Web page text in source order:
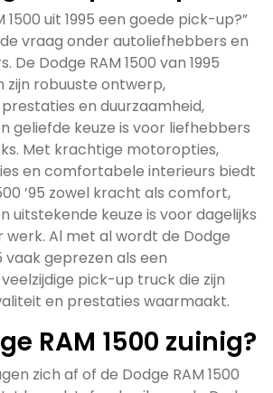
1500 uit 1995 een goede pick-up?”
vraag onder autoliefhebbers en
De Dodge RAM 1500 van 1995
robuuste ontwerp,
en duurzaamheid,
geliefde keuze is voor liefhebbers
Met krachtige motoropties,
en comfortabele interieurs biedt
’95 zowel kracht als comfort,
uitstekende keuze is voor dagelijks
werk. Al met al wordt de Dodge
vaak geprezen als een
pick-up truck die zijn
en prestaties waarmaakt.
RAM 1500 zuinig?
zich af of de Dodge RAM 1500